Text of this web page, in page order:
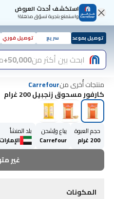
استكشف أحدث العروض
واستمتع بتجربة تسوّق مذهلة!
توصيل بموعد سريع توصيل فوري
ابحث بين أكثر من50,000+
منتجات أُخرى منCarrefour
كارفور مسحوق زنجبيل 200 غرام
حجم العبوة
200 غرام
يباع ويُشحن
Carrefour
بلد المنشأ
غير
المكونات